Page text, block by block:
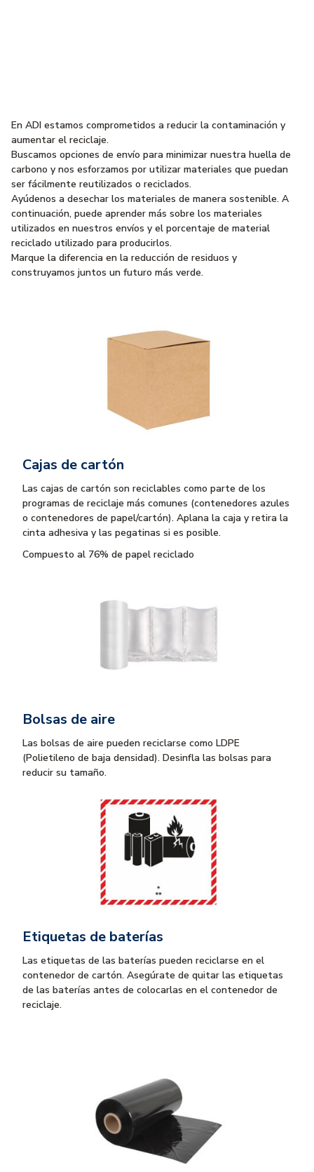
En ADI estamos comprometidos a reducir la contaminación y
aumentar el reciclaje.
Buscamos opciones de envío para minimizar nuestra huella de
carbono y nos esforzamos por utilizar materiales que puedan
ser fácilmente reutilizados o reciclados.
Ayúdenos a desechar los materiales de manera sostenible. A
continuación, puede aprender más sobre los materiales
utilizados en nuestros envíos y el porcentaje de material
reciclado utilizado para producirlos.
Marque la diferencia en la reducción de residuos y
construyamos juntos un futuro más verde.
Cajas de cartón
Las cajas de cartón son reciclables como parte de los
programas de reciclaje más comunes (contenedores azules
o contenedores de papel/cartón). Aplana la caja y retira la
cinta adhesiva y las pegatinas si es posible.
Compuesto al 76% de papel reciclado
Bolsas de aire
Las bolsas de aire pueden reciclarse como LDPE
(Polietileno de baja densidad). Desinfla las bolsas para
reducir su tamaño.
Etiquetas de baterías
Las etiquetas de las baterías pueden reciclarse en el
contenedor de cartón. Asegúrate de quitar las etiquetas
de las baterías antes de colocarlas en el contenedor de
reciclaje.